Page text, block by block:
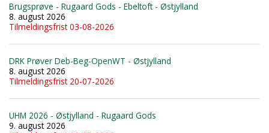
Brugsprøve - Rugaard Gods - Ebeltoft - Østjylland
8. august 2026
Tilmeldingsfrist 03-08-2026
DRK Prøver Deb-Beg-OpenWT - Østjylland
8. august 2026
Tilmeldingsfrist 20-07-2026
UHM 2026 - Østjylland - Rugaard Gods
9. august 2026